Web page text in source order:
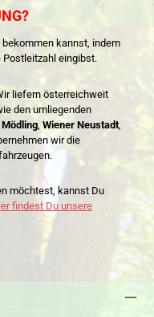
kannst, indem
Postleitzahl eingibst.
liefern österreichweit
den umliegenden
Mödling Wiener Neustadt
wir die
möchtest, kannst Du
findest Du unsere